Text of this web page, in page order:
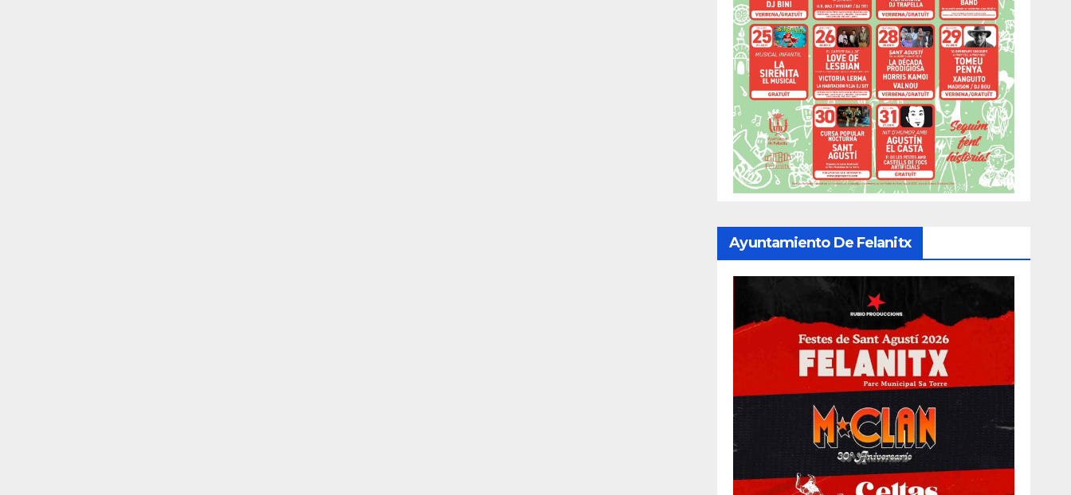
Ayuntamiento De Felanitx